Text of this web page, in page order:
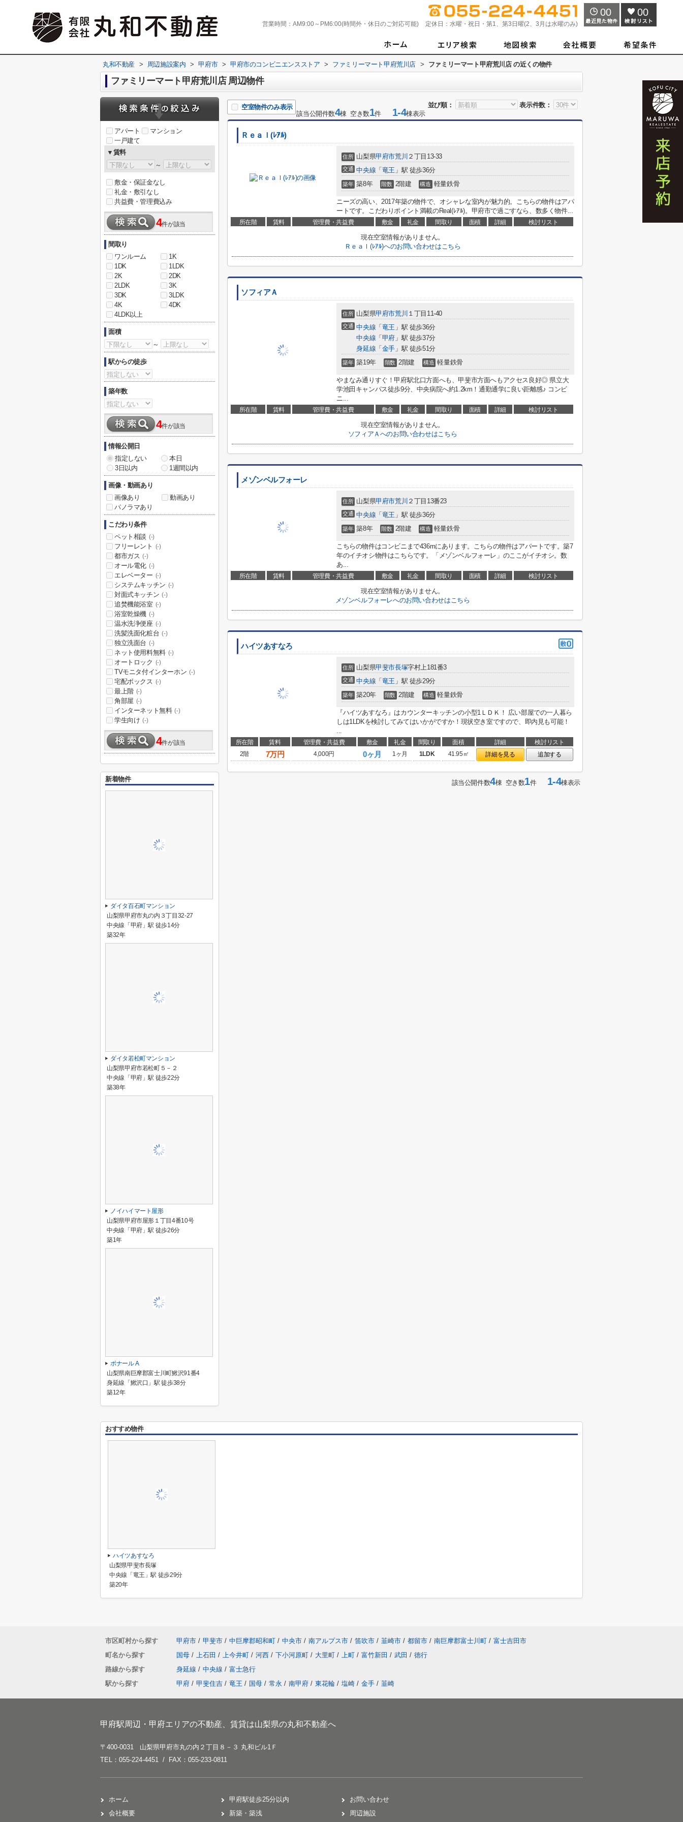
営業時間： AM9:00～PM6:00(時間外・休日のご対応可能) 定休日： 水曜・祝日・第1、第3日曜(2、3月は水曜のみ)
00 00
丸和不動産 > 周辺施設案内 > 甲府市 > 甲府市のコンビニエンスストア > ファミリーマート甲府荒川店 > ファミリーマート甲府荒川店 の近くの物件
ファミリーマート甲府荒川店 周辺物件
並び順： 表示件数：
空室物件のみ表示
該当公開件数4棟 空き数1件 1-4棟表示
Ｒｅａｌ(ﾚｱﾙ)
住所 山梨県甲府市荒川 ２丁目13-33
交通 中央線 「 竜王 」駅 徒歩36分
築年 築8年 階数 2階建 構造 軽量鉄骨
ニーズの高い、2017年築の物件で、オシャレな室内が魅力的。こちらの物件はアパ
ートです。こだわりポイント満載のReal(ﾚｱﾙ)。甲府市で過ごすなら、数多く物件...
所在階 賃料 管理費・共益費 敷金 礼金 間取り 面積 詳細 検討リスト
現在空室情報がありません。
Ｒｅａｌ(ﾚｱﾙ)へのお問い合わせはこちら
ソフィアＡ
住所 山梨県甲府市荒川 １丁目11-40
交通 中央線 「 竜王 」駅 徒歩36分
中央線 「 甲府 」駅 徒歩37分
身延線 「 金手 」駅 徒歩51分
築年 築19年 階数 2階建 構造 軽量鉄骨
やまなみ通りすぐ！甲府駅北口方面へも、甲斐市方面へもアクセス良好◎ 県立大
学池田キャンパス徒歩9分、中央病院へ約1.2km！通勤通学に良い距離感♪ コンビ
ニ...
所在階 賃料 管理費・共益費 敷金 礼金 間取り 面積 詳細 検討リスト
現在空室情報がありません。
ソフィアＡへのお問い合わせはこちら
メゾンベルフォーレ
住所 山梨県甲府市荒川 ２丁目13番23
交通 中央線 「 竜王 」駅 徒歩36分
築年 築8年 階数 2階建 構造 軽量鉄骨
こちらの物件はコンビニまで436mにあります。こちらの物件はアパートです。築7
年のイチオシ物件はこちらです。「メゾンベルフォーレ」のここがイチオシ。数
あ...
所在階 賃料 管理費・共益費 敷金 礼金 間取り 面積 詳細 検討リスト
現在空室情報がありません。
メゾンベルフォーレへのお問い合わせはこちら
ハイツあすなろ
住所 山梨県甲斐市長塚字村上181番3
交通 中央線 「 竜王 」駅 徒歩29分
築年 築20年 階数 2階建 構造 軽量鉄骨
『ハイツあすなろ』はカウンターキッチンの小型1ＬＤＫ！ 広い部屋での一人暮ら
しは1LDKを検討してみてはいかがですか！現状空き室ですので、即内見も可能！
...
所在階 賃料 管理費・共益費 敷金 礼金 間取り 面積 詳細
検討リスト
2階
7万円 4,000円 0ヶ月 1ヶ月 1LDK 41.95㎡ 詳細を見る 追加する
該当公開件数4棟 空き数1件1-4棟表示
アパート
マンション
一戸建て
▼賃料
～
敷金・保証金なし
礼金・敷引なし
共益費・管理費込み
4件が該当
間取り
ワンルーム
1K
1DK
1LDK
2K
2DK
2LDK
3K
3DK
3LDK
4K
4DK
4LDK以上
面積
～
駅からの徒歩
築年数
4件が該当
情報公開日
指定しない
本日
3日以内
1週間以内
画像・動画あり
画像あり
動画あり
パノラマあり
こだわり条件
ペット相談 (-)
フリーレント (-)
都市ガス (-)
オール電化 (-)
エレベーター (-)
システムキッチン (-)
対面式キッチン (-)
追焚機能浴室 (-)
浴室乾燥機 (-)
温水洗浄便座 (-)
洗髪洗面化粧台 (-)
独立洗面台 (-)
ネット使用料無料 (-)
オートロック (-)
TVモニタ付インターホン (-)
宅配ボックス (-)
最上階 (-)
角部屋 (-)
インターネット無料 (-)
学生向け (-)
4件が該当
新着物件
ダイタ百石町マンション
山梨県甲府市丸の内３丁目32-27
中央線「甲府」駅 徒歩14分
築32年
ダイタ若松町マンション
山梨県甲府市若松町５－２
中央線「甲府」駅 徒歩22分
築38年
ノイハイマート屋形
山梨県甲府市屋形１丁目4番10号
中央線「甲府」駅 徒歩26分
築1年
ボナール A
山梨県南巨摩郡富士川町鰍沢91番4
身延線「鰍沢口」駅 徒歩38分
築12年
おすすめ物件
ハイツあすなろ
山梨県甲斐市長塚
中央線「竜王」駅 徒歩29分
築20年
市区町村から探す 甲府市 / 甲斐市 / 中巨摩郡昭和町 / 中央市 / 南アルプス市 / 笛吹市 / 韮崎市 / 都留市 / 南巨摩郡富士川町 / 富士吉田市
町名から探す
国母 / 上石田 / 上今井町 / 河西 / 下小河原町 / 大里町 / 上町 / 富竹新田 / 武田 / 徳行
路線から探す
身延線 / 中央線 / 富士急行
駅から探す
甲府 / 甲斐住吉 / 竜王 / 国母 / 常永 / 南甲府 / 東花輪 / 塩崎 / 金手 / 韮崎
甲府駅周辺・甲府エリアの不動産、賃貸は山梨県の丸和不動産へ
〒400-0031 山梨県甲府市丸の内２丁目８－３ 丸和ビル1Ｆ
TEL：055-224-4451 / FAX：055-233-0811
ホーム
会社概要
甲府駅徒歩25分以内
新築・築浅
お問い合わせ
周辺施設